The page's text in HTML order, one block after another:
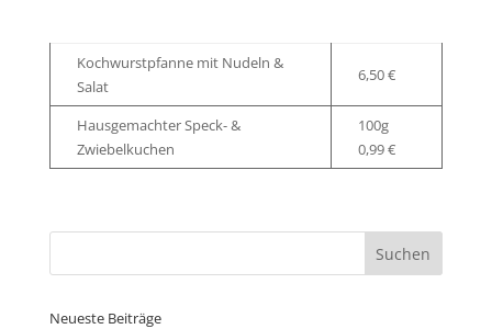
Kochwurstpfanne mit Nudeln &
Salat
6,50 €
Hausgemachter Speck- &
Zwiebelkuchen
100g
0,99 €
Neueste Beiträge